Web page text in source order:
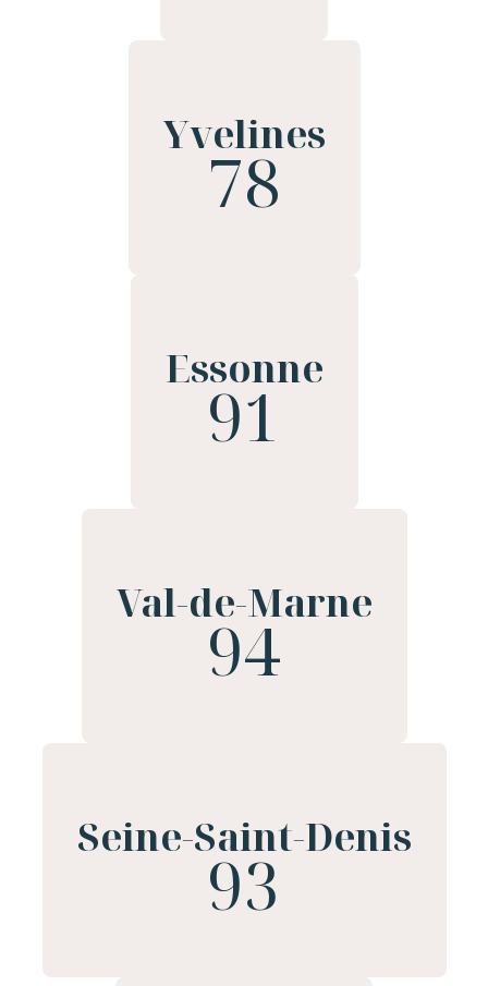
Yvelines
78
Essonne
91
Val-de-Marne
94
Seine-Saint-Denis
93